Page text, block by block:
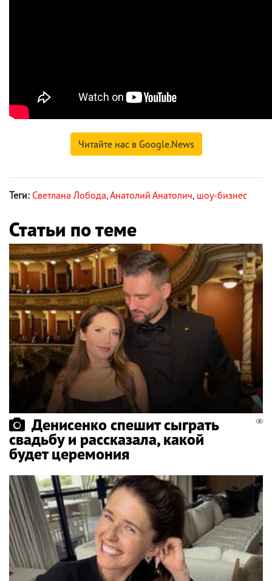
Читайте нас в Google.News
Теги: Светлана Лобода,Анатолий Анатолич, шоу-бизнес
Статьи по теме
Денисенко спешит сыграть
свадьбу и рассказала, какой
будет церемония